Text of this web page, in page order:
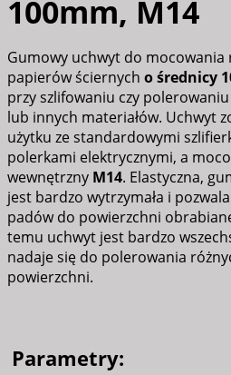
100mm, M14
Gumowy uchwyt do
papierów ściernych o średnicy
przy szlifowaniu czy
lub innych materiałów. Uchwyt
użytku ze standardowymi
polerkami elektrycznymi, a
wewnętrzny M14. Elastyczna,
jest bardzo wytrzymała i
padów do powierzchni
temu uchwyt jest bardzo
nadaje się do polerowania
powierzchni.
Parametry: